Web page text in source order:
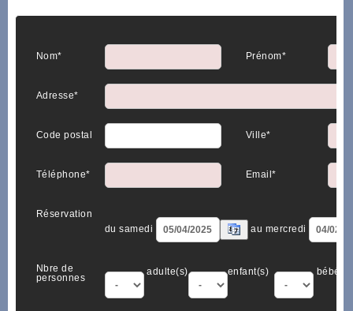
Nom* Prénom*
Adresse*
Code postal Ville*
Téléphone* Email*
Réservation
du samedi
au mercredi
Nbre de
personnes
adulte(s) enfant(s) bébé(s)